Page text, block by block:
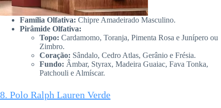
Família Olfativa: Chipre Amadeirado Masculino.
Pirâmide Olfativa:
Topo: Cardamomo, Toranja, Pimenta Rosa e Junípero ou
Zimbro.
Coração: Sândalo, Cedro Atlas, Gerânio e Frésia.
Fundo: Âmbar, Styrax, Madeira Guaiac, Fava Tonka,
Patchouli e Almíscar.
8. Polo Ralph Lauren Verde